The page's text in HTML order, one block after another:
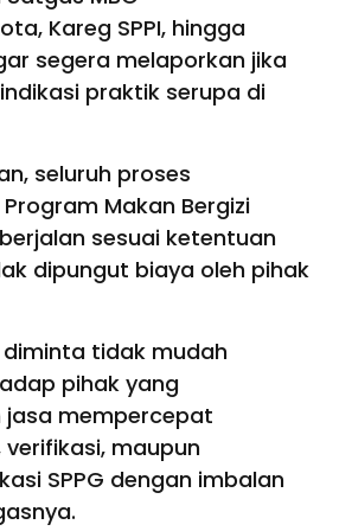
Kareg SPPI, hingga
segera melaporkan jika
praktik serupa di
seluruh proses
Makan Bergizi
sesuai ketentuan
dipungut biaya oleh pihak
tidak mudah
pihak yang
jasa mempercepat
maupun
SPPG dengan imbalan